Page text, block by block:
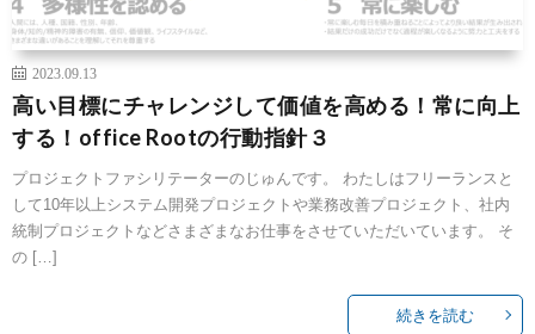
2023.09.13
高い目標にチャレンジして価値を高める！常に向上
する！office Rootの行動指針３
プロジェクトファシリテーターのじゅんです。 わたしはフリーランスと
して10年以上システム開発プロジェクトや業務改善プロジェクト、社内
統制プロジェクトなどさまざまなお仕事をさせていただいています。 そ
の […]
続きを読む